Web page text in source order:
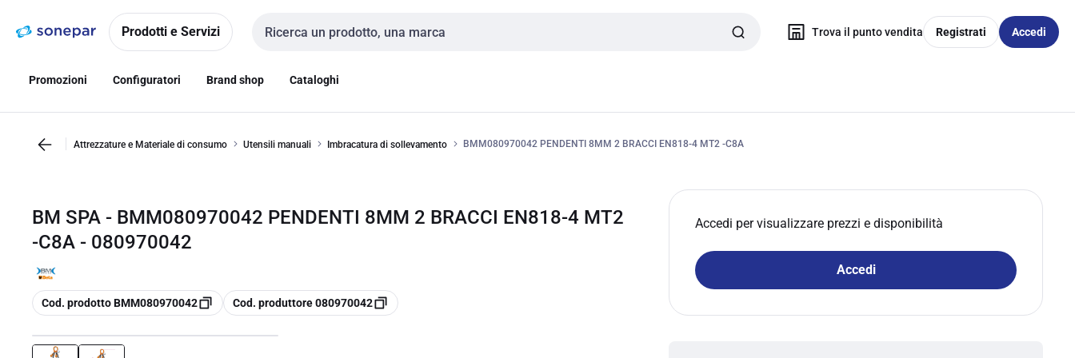
navigazionealla
Prodotti e Servizi
Cerca input
Trova il punto vendita Registrati Accedi
Promozioni Configuratori Brand shop Cataloghi
Attrezzature e Materiale di consumo Utensili manuali Imbracatura di sollevamento BMM080970042 PENDENTI 8MM 2 BRACCI EN818-4 MT2 -C8A
BM SPA - BMM080970042 PENDENTI 8MM 2 BRACCI EN818-4 MT2
-C8A - 080970042
copia
Cod. prodotto BMM080970042 copia
Cod. produttore 080970042
Accedi per visualizzare prezzi e disponibilità
Accedi